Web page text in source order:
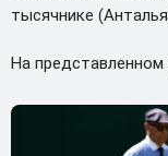
тысячнике
На